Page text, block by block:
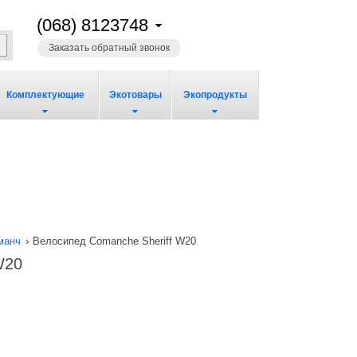
(068) 8123748
Заказать обратный звонок
Комплектующие Экотовары Экопродукты
› Велосипед Comanche Sheriff W20